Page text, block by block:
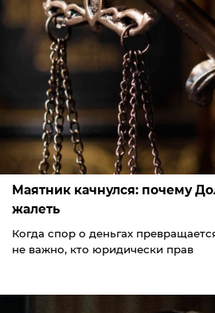
Маятник качнулся: почему
жалеть
Когда спор о деньгах
не важно, кто юридически прав